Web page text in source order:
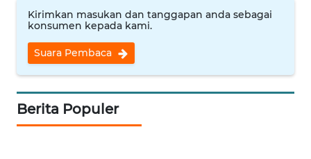
Kirimkan masukan dan tanggapan anda sebagai
konsumen kepada kami.
Suara Pembaca
Berita Populer
WN
SUKABUMI
WN
PURWAKARTA
WN
PRIANGAN